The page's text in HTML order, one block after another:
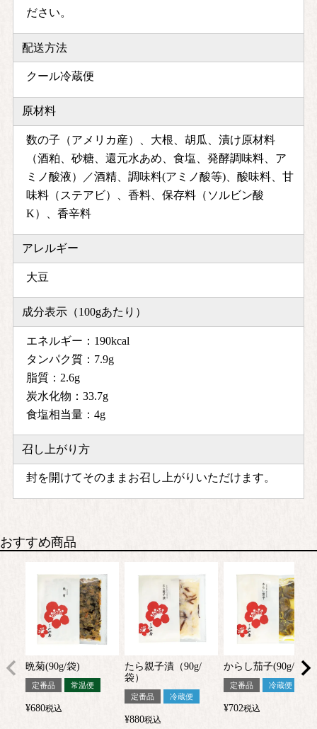
ださい。
配送方法
クール冷蔵便
原材料
数の子（アメリカ産）、大根、胡瓜、漬け原材料
（酒粕、砂糖、還元水あめ、食塩、発酵調味料、ア
ミノ酸液）／酒精、調味料(アミノ酸等)、酸味料、甘
味料（ステアビ）、香料、保存料（ソルビン酸
K）、香辛料
アレルギー
大豆
成分表示（100gあたり）
エネルギー：190kcal
タンパク質：7.9g
脂質：2.6g
炭水化物：33.7g
食塩相当量：4g
召し上がり方
封を開けてそのままお召し上がりいただけます。
おすすめ商品
晩菊(90g/袋)
定番品 常温便
¥680税込
たら親子漬（90g/
袋）
定番品 冷蔵便
¥880税込
からし茄子(90g/袋)
定番品 冷蔵便
¥702税込